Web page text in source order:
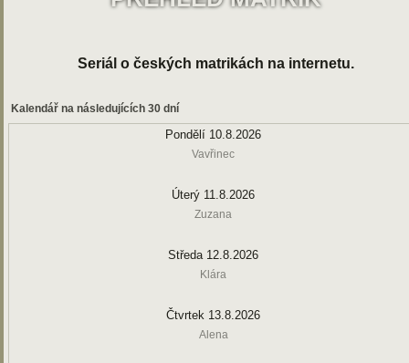
Seriál o českých matrikách na internetu.
Kalendář na následujících 30 dní
Pondělí 10.8.2026
Vavřinec
Úterý 11.8.2026
Zuzana
Středa 12.8.2026
Klára
Čtvrtek 13.8.2026
Alena